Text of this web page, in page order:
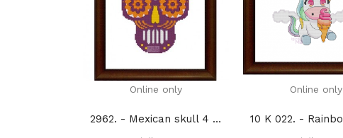
Online only
2962. - Mexican skull 4 (PDF)
Online only